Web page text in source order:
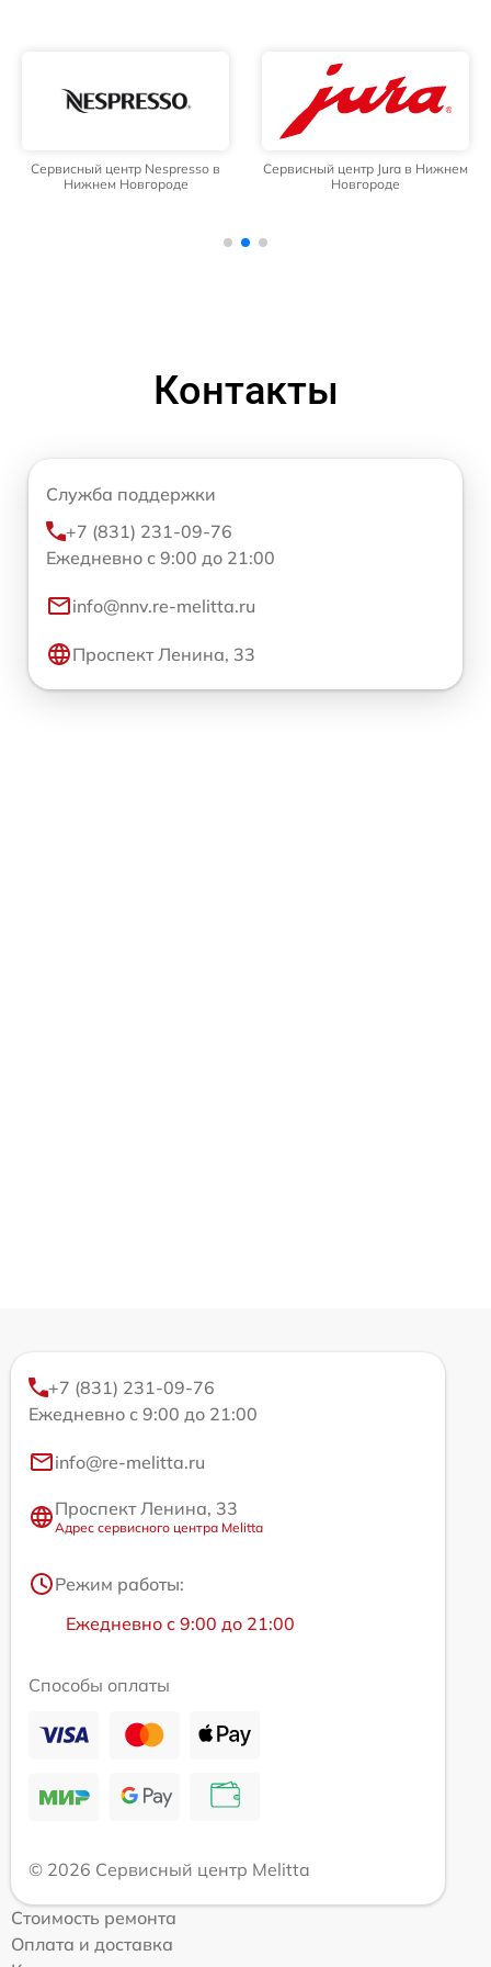
Сервисный центр Nespresso в
Нижнем Новгороде
Сервисный центр Jura в Нижнем
Новгороде
Контакты
Служба поддержки
+7 (831) 231-09-76
Ежедневно с 9:00 до 21:00
info@nnv.re-melitta.ru
Проспект Ленина, 33
+7 (831) 231-09-76
Ежедневно с 9:00 до 21:00
info@re-melitta.ru
Проспект Ленина, 33
Адрес сервисного центра Melitta
Режим работы:
Ежедневно с 9:00 до 21:00
Способы оплаты
© 2026 Сервисный центр Melitta
Стоимость ремонта
Оплата и доставка